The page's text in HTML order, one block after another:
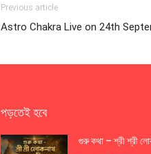
Previous article
Astro Chakra Live on 24th
পড়তেই হবে
গুরু কথা – শ্রী শ্রী